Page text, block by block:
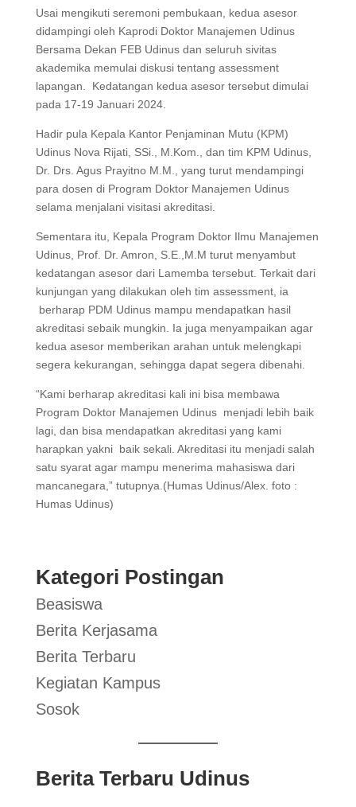
Usai mengikuti seremoni pembukaan, kedua asesor
didampingi oleh Kaprodi Doktor Manajemen Udinus
Bersama Dekan FEB Udinus dan seluruh sivitas
akademika memulai diskusi tentang assessment
lapangan. Kedatangan kedua asesor tersebut dimulai
pada 17-19 Januari 2024.
Hadir pula Kepala Kantor Penjaminan Mutu (KPM)
Udinus Nova Rijati, SSi., M.Kom., dan tim KPM Udinus,
Dr. Drs. Agus Prayitno M.M., yang turut mendampingi
para dosen di Program Doktor Manajemen Udinus
selama menjalani visitasi akreditasi.
Sementara itu, Kepala Program Doktor Ilmu Manajemen
Udinus, Prof. Dr. Amron, S.E.,M.M turut menyambut
kedatangan asesor dari Lamemba tersebut. Terkait dari
kunjungan yang dilakukan oleh tim assessment, ia
berharap PDM Udinus mampu mendapatkan hasil
akreditasi sebaik mungkin. Ia juga menyampaikan agar
kedua asesor memberikan arahan untuk melengkapi
segera kekurangan, sehingga dapat segera dibenahi.
“Kami berharap akreditasi kali ini bisa membawa
Program Doktor Manajemen Udinus menjadi lebih baik
lagi, dan bisa mendapatkan akreditasi yang kami
harapkan yakni baik sekali. Akreditasi itu menjadi salah
satu syarat agar mampu menerima mahasiswa dari
mancanegara,” tutupnya.(Humas Udinus/Alex. foto :
Humas Udinus)
Kategori Postingan
Beasiswa
Berita Kerjasama
Berita Terbaru
Kegiatan Kampus
Sosok
Berita Terbaru Udinus